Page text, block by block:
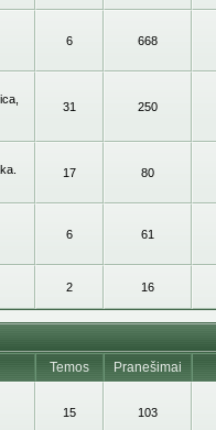
6 668
31 250
17 80
6 61
2 16
Temos Pranešimai
15 103